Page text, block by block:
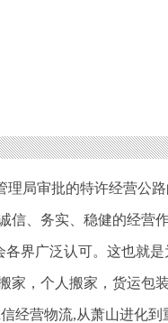
理局审批的特许经营公路
信、务实、稳健的经营
各界广泛认可。这也就是
，个人搬家，货运包装
经营物流,从萧山进化到